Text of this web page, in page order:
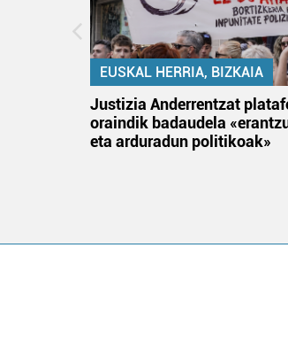
EUSKAL HERRIA, BIZKAIA
Justizia Anderrentzat
oraindik badaudela
eta arduradun politikoak»